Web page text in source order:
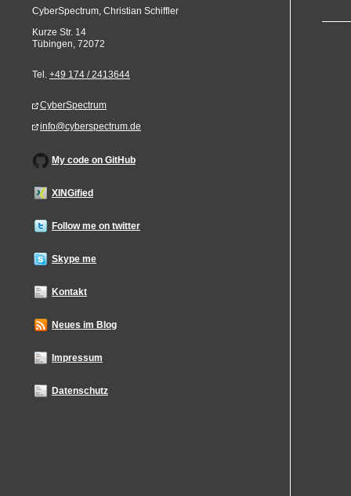
CyberSpectrum, Christian Schiffler
Kurze Str. 14
Tübingen, 72072
Tel. +49 174 / 2413644
CyberSpectrum
info@cyberspectrum.de
My code on GitHub
XINGified
Follow me on twitter
Skype me
Kontakt
Neues im Blog
Impressum
Datenschutz